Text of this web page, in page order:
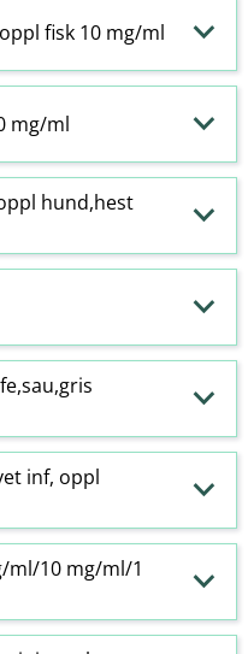
fisk 10 mg/ml
mg/ml
hund,hest
inf, oppl
ml/10 mg/ml/1